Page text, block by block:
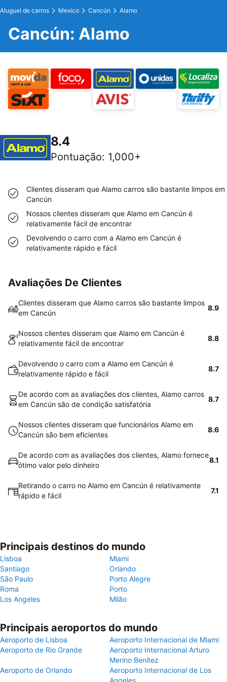
Aluguel de carros Mexico Cancún Alamo
Cancún: Alamo
8.4
Pontuação: 1,000+
Clientes disseram que Alamo carros são bastante limpos em
Cancún
Nossos clientes disseram que Alamo em Cancún é
relativamente fácil de encontrar
Devolvendo o carro com a Alamo em Cancún é
relativamente rápido e fácil
Avaliações De Clientes
Clientes disseram que Alamo carros são bastante limpos
em Cancún
8.9
Nossos clientes disseram que Alamo em Cancún é
relativamente fácil de encontrar
8.8
Devolvendo o carro com a Alamo em Cancún é
relativamente rápido e fácil
8.7
De acordo com as avaliações dos clientes, Alamo carros
em Cancún são de condição satisfatória
8.7
Nossos clientes disseram que funcionários Alamo em
Cancún são bem eficientes
8.6
De acordo com as avaliações dos clientes, Alamo fornece
ótimo valor pelo dinheiro
8.1
Retirando o carro no Alamo em Cancún é relativamente
rápido e fácil
7.1
Principais destinos do mundo
Lisboa
Miami
Santiago
Orlando
São Paulo
Porto Alegre
Roma
Porto
Los Angeles
Milão
Principais aeroportos do mundo
Aeroporto de Lisboa
Aeroporto Internacional de Miami
Aeroporto de Rio Grande
Aeroporto Internacional Arturo
Merino Benítez
Aeroporto de Orlando
Aeroporto Internacional de Los
Angeles